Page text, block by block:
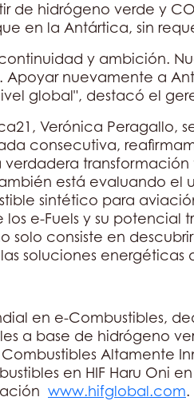
de hidrógeno verde y
en la Antártica, sin
y ambición.
Apoyar nuevamente a
global", destacó el
Verónica Peragallo,
consecutiva,
está evaluando el
sintético para
e-Fuels y su
solo consiste en
soluciones energéticas
en e-Combustibles,
a base de hidrógeno
Altamente
en HIF Haru Oni
www.hifglobal.com.